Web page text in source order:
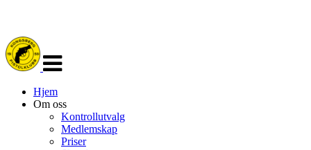
navigasjon
Hjem
Om oss
Kontrollutvalg
Medlemskap
Priser